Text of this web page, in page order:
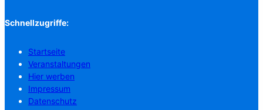
Schnellzugriffe:
Startseite
Veranstaltungen
Hier werben
Impressum
Datenschutz